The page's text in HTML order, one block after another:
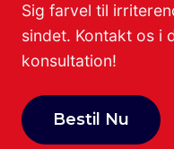
Sig farvel til
sindet. Kontakt os i
konsultation!
Bestil Nu